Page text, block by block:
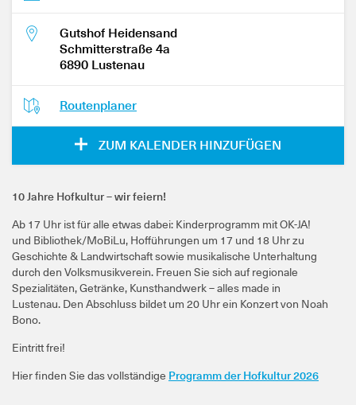
Gutshof Heidensand
Schmitterstraße 4a
6890 Lustenau
Routenplaner
ZUM KALENDER HINZUFÜGEN
10 Jahre Hofkultur – wir feiern!
Ab 17 Uhr ist für alle etwas dabei: Kinderprogramm mit OK-JA!
und Bibliothek/MoBiLu, Hofführungen um 17 und 18 Uhr zu
Geschichte & Landwirtschaft sowie musikalische Unterhaltung
durch den Volksmusikverein. Freuen Sie sich auf regionale
Spezialitäten, Getränke, Kunsthandwerk – alles made in
Lustenau. Den Abschluss bildet um 20 Uhr ein Konzert von Noah
Bono.
Eintritt frei!
Hier finden Sie das vollständige Programm der Hofkultur 2026